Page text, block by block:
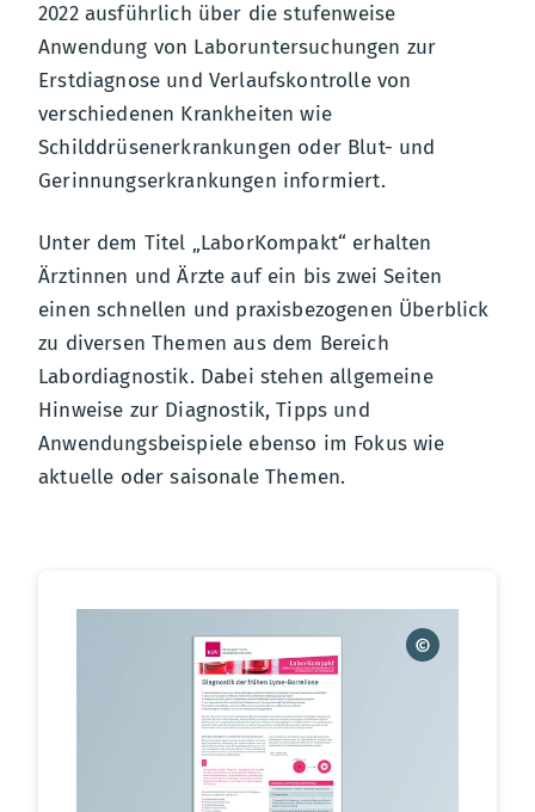
2022 ausführlich über die stufenweise
Anwendung von Laboruntersuchungen zur
Erstdiagnose und Verlaufskontrolle von
verschiedenen Krankheiten wie
Schilddrüsenerkrankungen oder Blut- und
Gerinnungserkrankungen informiert.
Unter dem Titel „LaborKompakt“ erhalten
Ärztinnen und Ärzte auf ein bis zwei Seiten
einen schnellen und praxisbezogenen Überblick
zu diversen Themen aus dem Bereich
Labordiagnostik. Dabei stehen allgemeine
Hinweise zur Diagnostik, Tipps und
Anwendungsbeispiele ebenso im Fokus wie
aktuelle oder saisonale Themen.